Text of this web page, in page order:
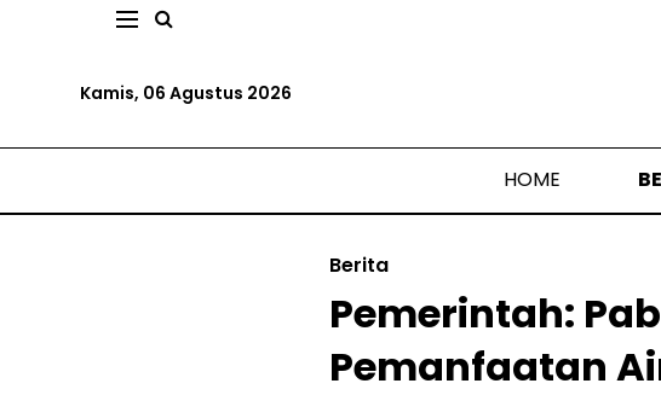
Kamis, 06 Agustus 2026
HOME
Berita
Pemerintah:
Pemanfaatan